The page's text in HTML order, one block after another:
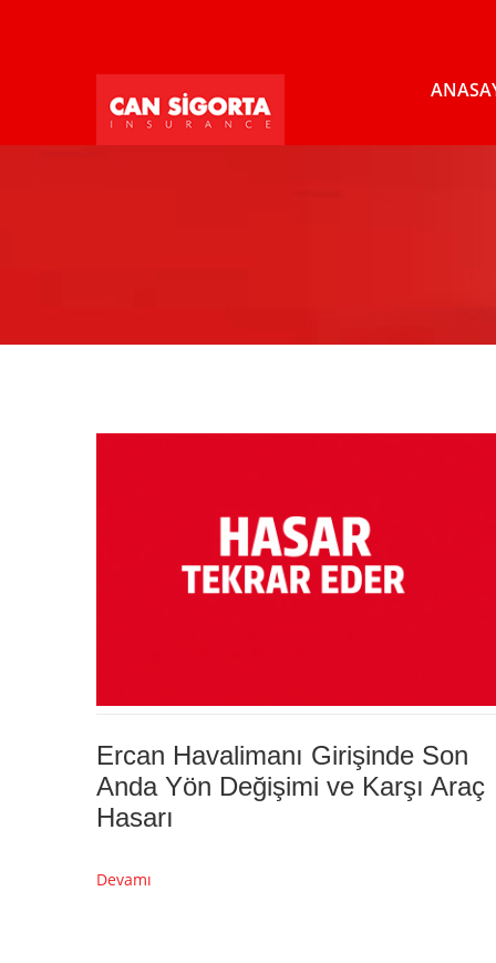
Ercan Havalimanı Girişinde Son
Anda Yön Değişimi ve Karşı Araç
Hasarı
Devamı